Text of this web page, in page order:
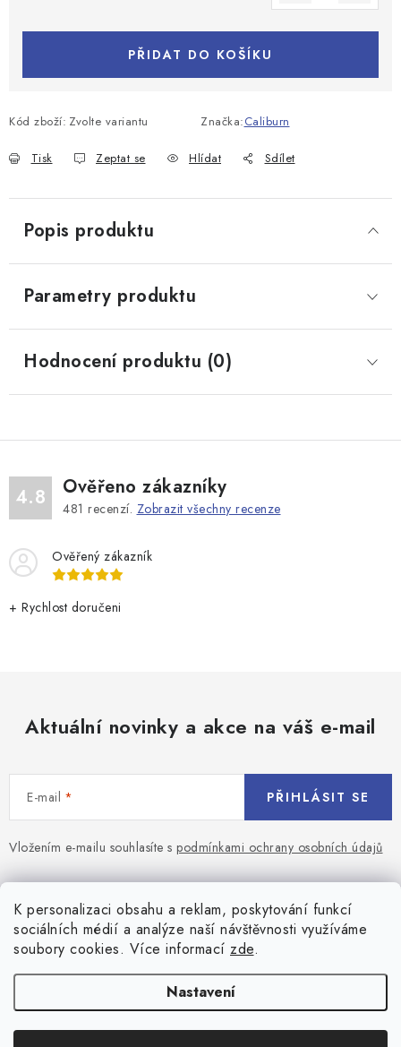
K personalizaci obsahu a reklam, poskytování funkcí
sociálních médií a analýze naší návštěvnosti využíváme
soubory cookies. Více informací zde.
Nastavení
PŘIDAT DO KOŠÍKU
Kód zboží: Zvolte variantu Značka:Caliburn
Tisk Zeptat se Hlídat Sdílet
Popis produktu
Parametry produktu
Hodnocení produktu (0)
4.8 Ověřeno zákazníky
481 recenzí. Zobrazit všechny recenze
Ověřený zákazník
+ Rychlost doručeni
Aktuální novinky a akce na váš e-mail
E-mail
Vložením e-mailu souhlasíte s podmínkami ochrany osobních údajů
PŘIHLÁSIT SE
Z
á
Blog
Jaký terč na šipky vybrat pro začátečníka?
Přihlášení
Všeobecné obchodní podmínky